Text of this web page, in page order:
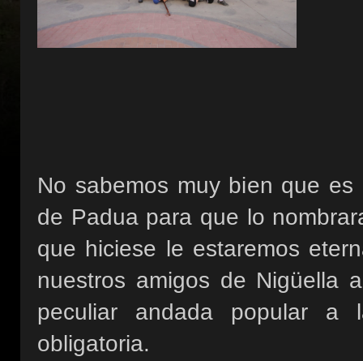
No sabemos muy bien que
de Padua para que lo
que hiciese le estaremos
nuestros amigos de Nigüella
peculiar andada popular
obligatoria.